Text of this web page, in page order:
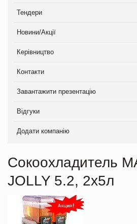
Тендери
Новини/Акції
Керівництво
Контакти
Завантажити презентацію
Відгуки
Додати компанію
Сокоохладитель
JOLLY 5.2, 2х5л